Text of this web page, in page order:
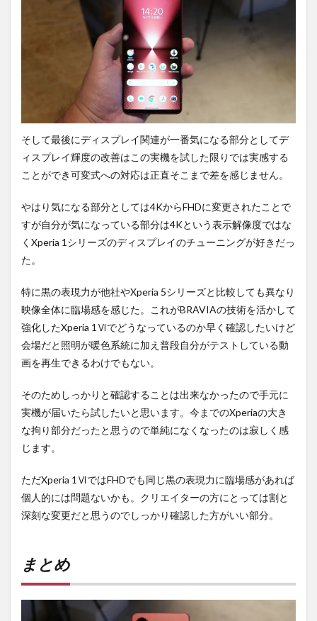
そして最後にディスプレイ関連が一番気になる部分としてデ
ィスプレイ輝度の改善はこの実機を試した限りでは実感する
ことができ可変式への対応は正直そこまで差を感じません。
やはり気になる部分としては4KからFHDに変更されたことで
すが自分が気になっている部分は4Kという表示解像度ではな
くXperia 1シリーズのディスプレイのチューニングが好きだっ
た。
特に黒の表現力が他社やXperia 5シリーズと比較しても異なり
映像全体に臨場感を感じた。これがBRAVIAの技術を活かして
強化したXperia 1Ⅵでどうなっているのか早く確認したいけど
会場だと照明が暖色系統に加え普段自分がテストしている動
画を再生できるわけでもない。
そのためしっかりと確認することは出来なかったので手元に
実機が届いたら試したいと思います。今までのXperiaの大き
な拘り部分だったと思うので単純になくなったのは寂しく感
じます。
ただXperia 1ⅥではFHDでも同じ黒の表現力に臨場感があれば
個人的には問題ないかも。クリエイターの方にとっては割と
深刻な変更だと思うのでしっかり確認した方がいい部分。
まとめ